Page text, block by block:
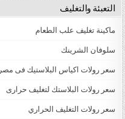
التعبئة والتغليف
ماكينة تغليف علب الطعام
سلوفان الشرينك
سعر رولات اكياس البلاستيك فى مصر
سعر رولات البلاستك لتغليف حرارى
سعر رولات التغليف الحراري